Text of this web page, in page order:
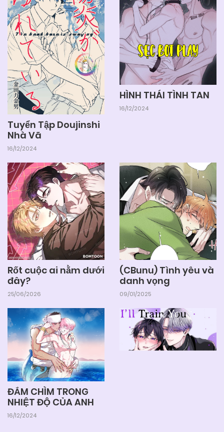
Tuyển Tập Doujinshi
Nhà Vã
16/12/2024
HÌNH THÁI TÌNH TAN
16/12/2024
Rốt cuộc ai nằm dưới
đây?
25/06/2026
(CBunu) Tình yêu và
danh vọng
09/01/2025
ĐẮM CHÌM TRONG
NHIỆT ĐỘ CỦA ANH
16/12/2024